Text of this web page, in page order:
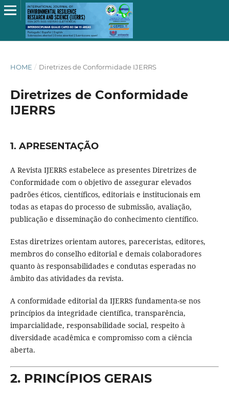
HOME / Diretrizes de Conformidade IJERRS
Diretrizes de Conformidade
IJERRS
1. APRESENTAÇÃO
A Revista IJERRS estabelece as presentes Diretrizes de
Conformidade com o objetivo de assegurar elevados
padrões éticos, científicos, editoriais e institucionais em
todas as etapas do processo de submissão, avaliação,
publicação e disseminação do conhecimento científico.
Estas diretrizes orientam autores, pareceristas, editores,
membros do conselho editorial e demais colaboradores
quanto às responsabilidades e condutas esperadas no
âmbito das atividades da revista.
A conformidade editorial da IJERRS fundamenta-se nos
princípios da integridade científica, transparência,
imparcialidade, responsabilidade social, respeito à
diversidade acadêmica e compromisso com a ciência
aberta.
2. PRINCÍPIOS GERAIS